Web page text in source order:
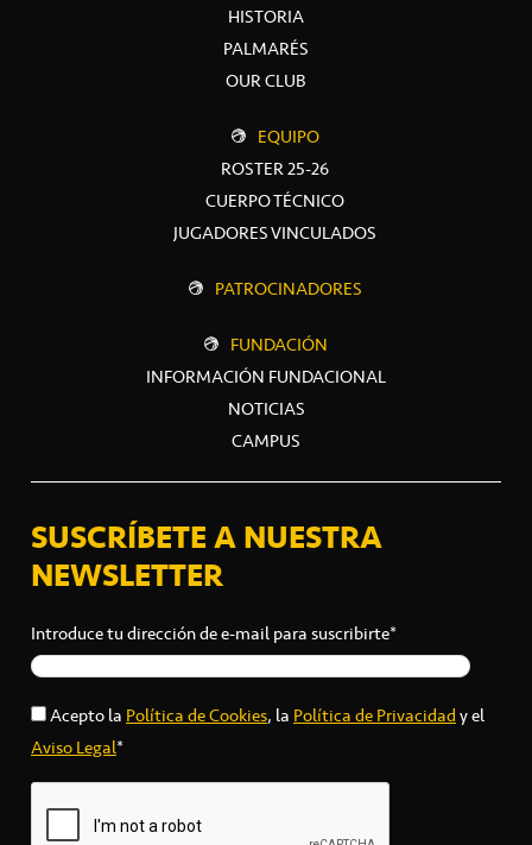
HISTORIA
PALMARÉS
OUR CLUB
EQUIPO
ROSTER 25-26
CUERPO TÉCNICO
JUGADORES VINCULADOS
PATROCINADORES
FUNDACIÓN
INFORMACIÓN FUNDACIONAL
NOTICIAS
CAMPUS
SUSCRÍBETE A NUESTRA
NEWSLETTER
Introduce tu dirección de e-mail para suscribirte*
Acepto la Política de Cookies, la Política de Privacidady el
Aviso Legal*